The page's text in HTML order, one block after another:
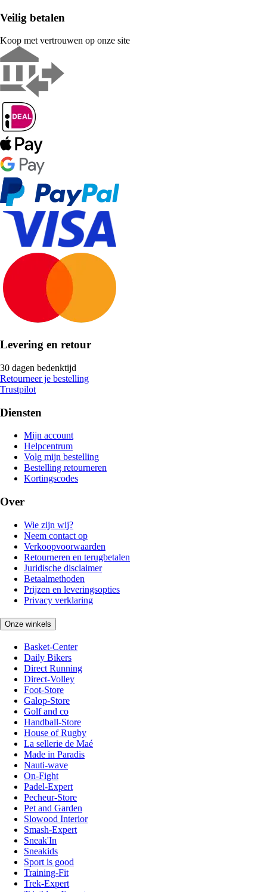
Veilig betalen
Koop met vertrouwen op onze site
Levering en retour
30 dagen bedenktijd
Retourneer je bestelling
Trustpilot
Diensten
Mijn account
Helpcentrum
Volg mijn bestelling
Bestelling retourneren
Kortingscodes
Over
Wie zijn wij?
Neem contact op
Verkoopvoorwaarden
Retourneren en terugbetalen
Juridische disclaimer
Betaalmethoden
Prijzen en leveringsopties
Privacy verklaring
Onze winkels
Basket-Center
Daily Bikers
Direct Running
Direct-Volley
Foot-Store
Galop-Store
Golf and co
Handball-Store
House of Rugby
La sellerie de Maé
Made in Paradis
Nauti-wave
On-Fight
Padel-Expert
Pecheur-Store
Pet and Garden
Slowood Interior
Smash-Expert
Sneak'In
Sneakids
Sport is good
Training-Fit
Trek-Expert